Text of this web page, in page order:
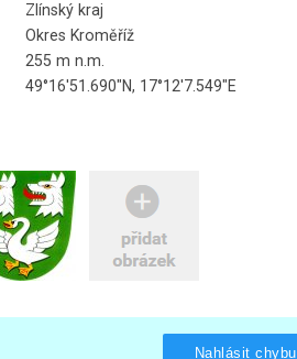
Zlínský kraj
Okres Kroměříž
255 m n.m.
49°16'51.690"N, 17°12'7.549"E
Nahlásit chybu